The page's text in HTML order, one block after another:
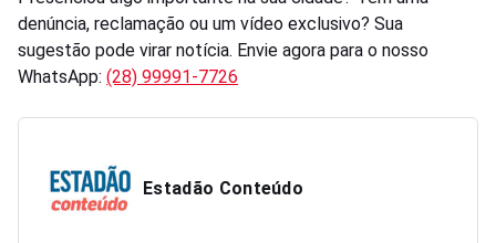
denúncia, reclamação ou um vídeo exclusivo? Sua
sugestão pode virar notícia. Envie agora para o nosso
WhatsApp: (28) 99991-7726
Estadão Conteúdo